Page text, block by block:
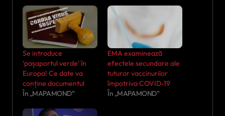
Se introduce
‘pașaportul verde’ în
Europa! Ce date va
conține documentul
În „MAPAMOND”
EMA examinează
efectele secundare ale
tuturor vaccinurilor
împotriva COVID-19
În „MAPAMOND”